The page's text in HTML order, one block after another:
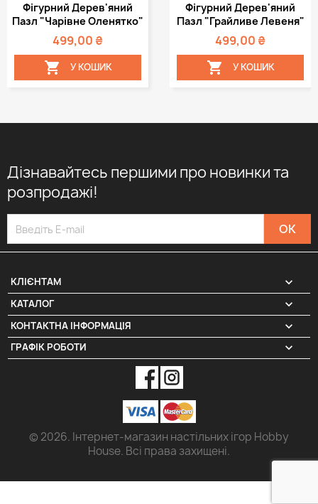
Фігурний Дерев'яний
Пазл "Чарівне Оленятко"
499,00 ₴
 У КОШИК
Фігурний Дерев'яний
Пазл "Грайливе Левеня"
499,00 ₴
 У КОШИК
Дізнавайтесь першими про новинки та
розпродажі!
КЛІЄНТАМ 
КАТАЛОГ 
КОНТАКТНА ІНФОРМАЦІЯ keyboard_arrow_down
ГРАФІК РОБОТИ keyboard_arrow_down
© 2026. Інтернет-магазин настільних ігор Hobby
House. Всі права захищені.